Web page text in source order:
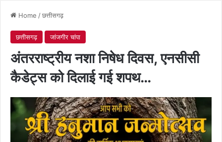
Home /छत्तीसगढ़
छत्तीसगढ़ जांजगीर चांपा
अंतरराष्ट्रीय नशा निषेध दिवस, एनसीसी
कैडेट्स को दिलाई गई शपथ…